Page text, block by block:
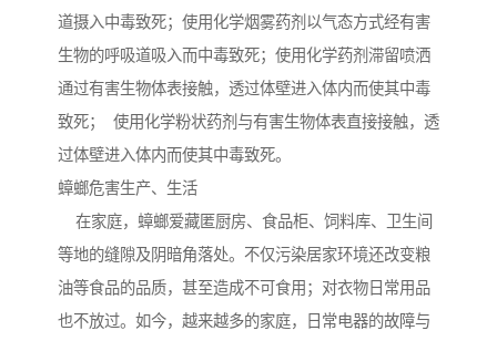
道摄入中毒致死；使用化学烟雾药剂以气态方式经有害
生物的呼吸道吸入而中毒致死；使用化学药剂滞留喷洒
通过有害生物体表接触，透过体壁进入体内而使其中毒
致死； 使用化学粉状药剂与有害生物体表直接接触，透
过体壁进入体内而使其中毒致死。
蟑螂危害生产、生活
在家庭，蟑螂爱藏匿厨房、食品柜、饲料库、卫生间
等地的缝隙及阴暗角落处。不仅污染居家环境还改变粮
油等食品的品质，甚至造成不可食用；对衣物日常用品
也不放过。如今，越来越多的家庭，日常电器的故障与